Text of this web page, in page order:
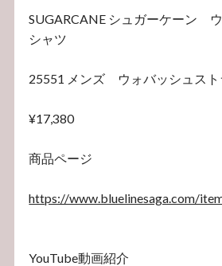
SUGARCANE シュガーケーン
シャツ
25551 メンズ ウォバッシュスト
¥17,380
商品ページ
https://www.bluelinesaga.com/
YouTube動画紹介